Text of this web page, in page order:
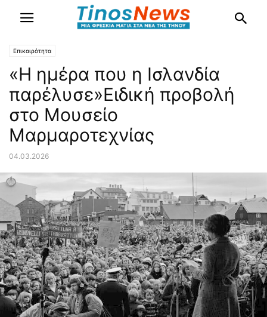
Επικαιρότητα
«Η ημέρα που η Ισλανδία
παρέλυσε»Ειδική προβολή
στο Μουσείο
Μαρμαροτεχνίας
04.03.2026